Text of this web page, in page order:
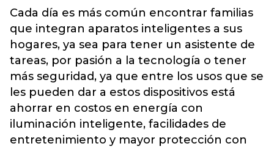
Cada día es más común encontrar familias
que integran aparatos inteligentes a sus
hogares, ya sea para tener un asistente de
tareas, por pasión a la tecnología o tener
más seguridad, ya que entre los usos que se
les pueden dar a estos dispositivos está
ahorrar en costos en energía con
iluminación inteligente, facilidades de
entretenimiento y mayor protección con